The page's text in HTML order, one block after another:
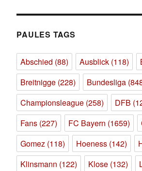
PAULES TAGS
Abschied (88) Ausblick (118)
Breitnigge (228) Bundesliga
Championsleague (258) DFB
Fans (227) FC Bayern (1659)
Gomez (118) Hoeness (142)
Klinsmann (122) Klose (132)